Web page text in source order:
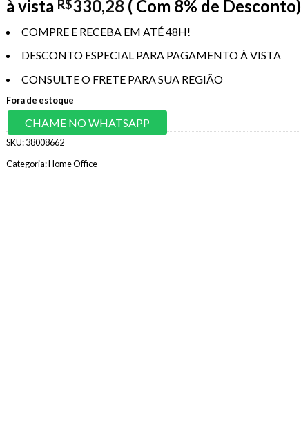
à vista R$330,28 ( Com 8% de Desconto)
COMPRE E RECEBA EM ATÉ 48H!
DESCONTO ESPECIAL PARA PAGAMENTO À VISTA
CONSULTE O FRETE PARA SUA REGIÃO
Fora de estoque
CHAME NO WHATSAPP
SKU:38008662
Categoria:Home Office